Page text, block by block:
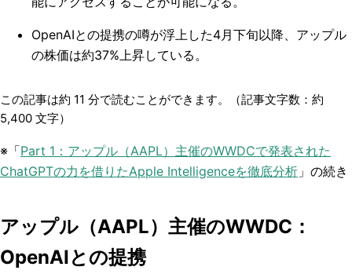
OpenAIとの提携の噂が浮上した4月下旬以降、アップル
の株価は約37%上昇している。
この記事は約 11 分で読むことができます。（記事文字数：約
5,400 文字）
※「Part 1：アップル（AAPL）主催のWWDCで発表された
ChatGPTの力を借りたApple Intelligenceを徹底分析 」の続き
アップル（AAPL）主催のWWDC：
OpenAIとの提携